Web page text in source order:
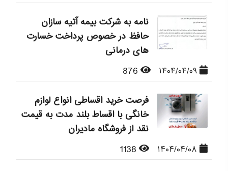
نامه به شرکت بیمه آتیه سازان
حافظ در خصوص پرداخت خسارت
های درمانی
فرصت خرید اقساطی انواع لوازم
خانگی با اقساط بلند مدت به قیمت
نقد از فروشگاه مادیران